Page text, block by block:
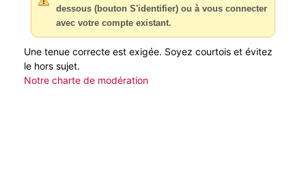
dessous (bouton S'identifier) ou à vous connecter
avec votre compte existant.
Une tenue correcte est exigée. Soyez courtois et évitez
le hors sujet.
Notre charte de modération